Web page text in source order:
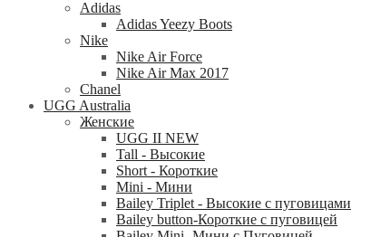
Adidas
Adidas Yeezy Boots
Nike
Nike Air Force
Nike Air Max 2017
Chanel
UGG Australia
Женские
UGG II NEW
Tall - Высокие
Short - Короткие
Mini - Mини
Bailey Triplet - Высокие с пуговицами
Bailey button-Короткие с пуговицей